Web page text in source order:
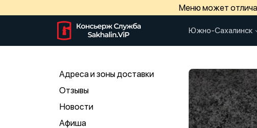
Меню может
Южно-Сахалинск
Адреса и зоны доставки
Отзывы
Новости
Афиша